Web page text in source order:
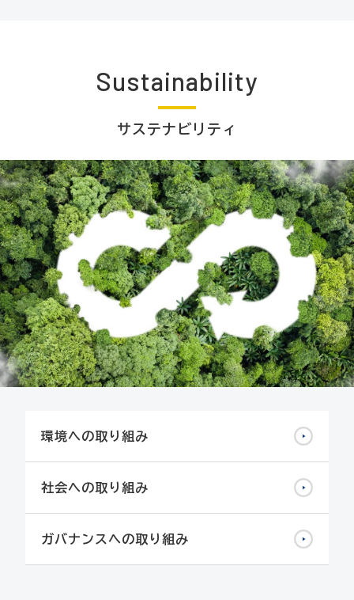
Sustainability
サステナビリティ
環境への取り組み
社会への取り組み
ガバナンスへの取り組み